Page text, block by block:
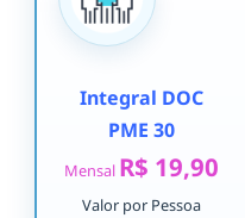
Integral DOC
PME 30
Mensal R$ 19,90
Valor por Pessoa